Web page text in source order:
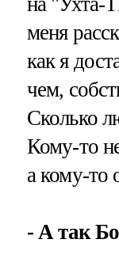
меня
как я
чем,
Сколько
Кому-то
а кому-то
- А так